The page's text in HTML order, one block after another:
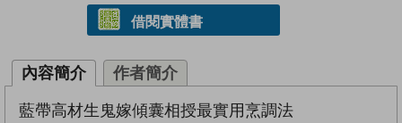
借閱實體書
內容簡介 作者簡介
藍帶高材生鬼嫁傾囊相授最實用烹調法